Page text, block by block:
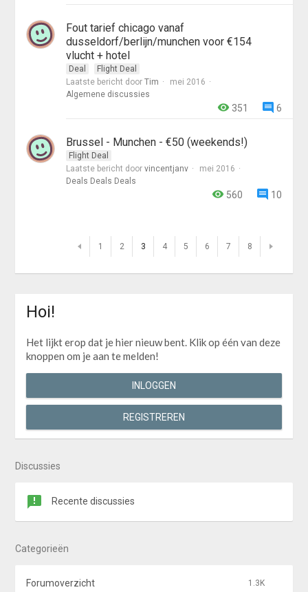
Fout tarief chicago vanaf
dusseldorf/berlijn/munchen voor €154
vlucht + hotel
Deal
Flight Deal
Laatste bericht doorTim
mei 2016
Algemene discussies
6
351
Brussel - Munchen - €50 (weekends!)
Flight Deal
Laatste bericht doorvincentjanv
mei 2016
Deals Deals Deals
10
560
1 2 3 4 5 6 7 8
Hoi!
Het lijkt erop dat je hier nieuw bent. Klik op één van deze
knoppen om je aan te melden!
INLOGGEN
REGISTREREN
Discussies
Recente discussies
Categorieën
1.3K
Forumoverzicht